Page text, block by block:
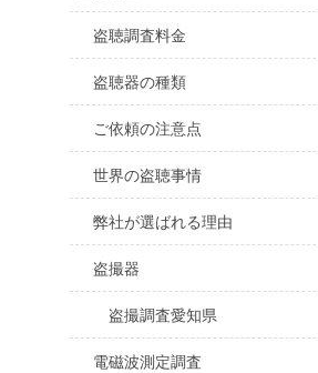
盗聴調査料金
盗聴器の種類
ご依頼の注意点
世界の盗聴事情
弊社が選ばれる理由
盗撮器
盗撮調査愛知県
電磁波測定調査